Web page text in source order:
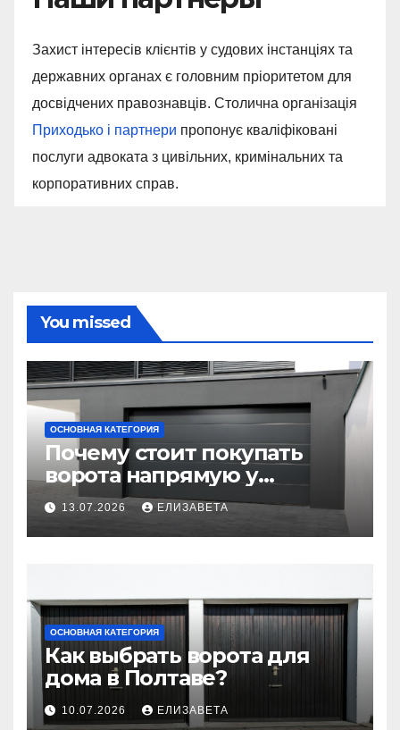
Захист інтересів клієнтів у судових інстанціях та
державних органах є головним пріоритетом для
досвідчених правознавців. Столична організація
Приходько і партнери пропонує кваліфіковані
послуги адвоката з цивільних, кримінальних та
корпоративних справ.
You missed
ОСНОВНАЯ КАТЕГОРИЯ
Почему стоит покупать
ворота напрямую у
производителя
13.07.2026 ЕЛИЗАВЕТА
ОСНОВНАЯ КАТЕГОРИЯ
Как выбрать ворота для
дома в Полтаве?
10.07.2026 ЕЛИЗАВЕТА